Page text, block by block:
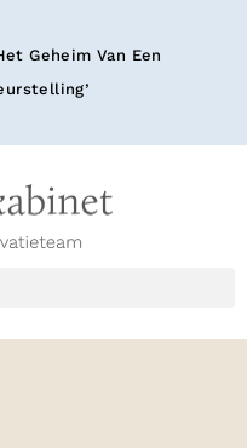
Geheim Van Een